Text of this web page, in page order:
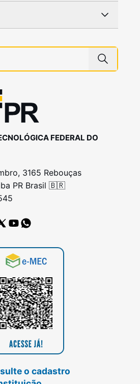
FEDERAL DO
3165 Rebouças
PR Brasil 🇧🇷
o cadastro